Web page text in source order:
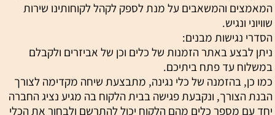
המאמצים והמשאבים על מנת לספק לקהל לקוחותינו שירות
שוויוני ונגיש.
הסדרי נגישות מבנים:
ניתן לבצע באתר הזמנות של כלים וכן של אביזרים ולקבלם
במשלוח עד פתח ביתיכם.
כמו כן, בהזמנה של כלי נגינה, מתבצעת שיחה מקדימה לצורך
הבנת הצורך, ונקבעת פגישה בבית הלקוח בה מגיע נציג החברה
יחד עם מספר כלים מהם הלקוח יכול להתרשם ולבחור את הכלי